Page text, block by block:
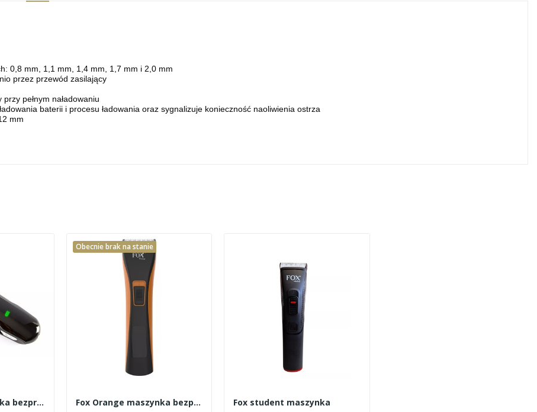
0,8 mm, 1,1 mm, 1,4 mm, 1,7 mm i 2,0 mm
przez przewód zasilający
pełnym naładowaniu
baterii i procesu ładowania oraz sygnalizuje konieczność naoliwienia ostrza
mm
Fox Rumba maszynka bezprzewodowa
Obecnie brak na stanie
Fox Orange maszynka bezprzewodowa Fox student maszynka